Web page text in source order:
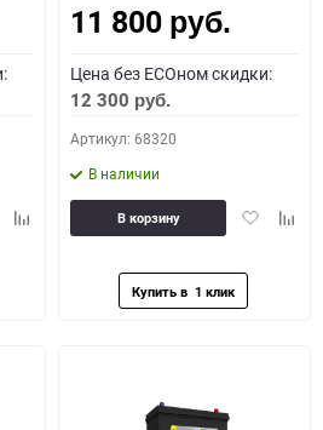
Добавить
11 800 руб.
Цена без ECOном скидки:
12 300 руб.
Артикул: 68320
В наличии
Добавить
В корзину